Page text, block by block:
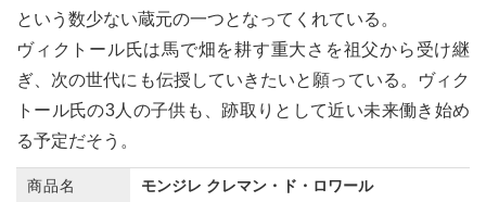
という数少ない蔵元の一つとなってくれている。
ヴィクトール氏は馬で畑を耕す重大さを祖父から受け継
ぎ、次の世代にも伝授していきたいと願っている。ヴィク
トール氏の3人の子供も、跡取りとして近い未来働き始め
る予定だそう。
商品名 モンジレ クレマン・ド・ロワール